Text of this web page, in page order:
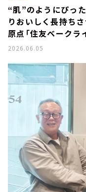
“肌”のようにぴっ
りおいしく長持ち
原点「住友ベークラ
2026.06.05